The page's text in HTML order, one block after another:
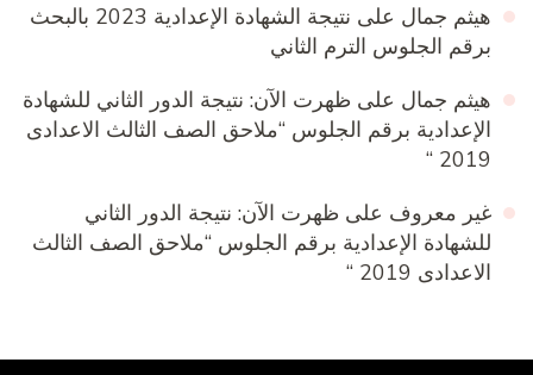
هيثم جمال على
نتيجة الشهادة الإعدادية 2023 بالبحث
برقم الجلوس الترم الثاني
هيثم جمال على ظهرت الآن: نتيجة الدور الثاني للشهادة
الإعدادية برقم الجلوس “ملاحق الصف الثالث الاعدادى
2019 “
غير معروف على ظهرت الآن: نتيجة الدور الثاني
للشهادة الإعدادية برقم الجلوس “ملاحق الصف الثالث
الاعدادى 2019 “